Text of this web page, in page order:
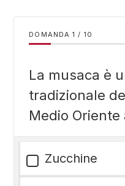
DOMANDA / 10
La musaca è
tradizionale
Medio Oriente
Zucchine